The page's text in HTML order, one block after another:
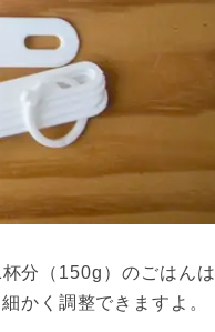
分（150g）のごはんは
かく調整できますよ。